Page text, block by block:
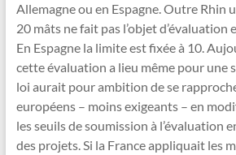
Allemagne ou en Espagne. Outre Rhin
20 mâts ne fait pas l’objet
En Espagne la limite est fixée à 10.
cette évaluation a lieu même pour une
loi aurait pour ambition de se
européens – moins exigeants – en
les seuils de soumission à l’évaluation
des projets. Si la France appliquait les